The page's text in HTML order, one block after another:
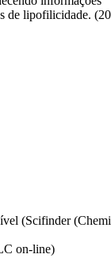
de lipofilicidade.
(Scifinder
on-line)